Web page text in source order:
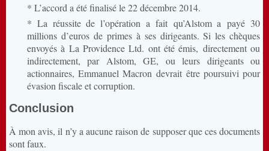
* L’accord a été finalisé le 22 décembre 2014.
* La réussite de l’opération a fait qu’Alstom a payé 30
millions d’euros de primes à ses dirigeants. Si les chèques
envoyés à La Providence Ltd. ont été émis, directement ou
indirectement, par Alstom, GE, ou leurs dirigeants ou
actionnaires, Emmanuel Macron devrait être poursuivi pour
évasion fiscale et corruption.
Conclusion
À mon avis, il n’y a aucune raison de supposer que ces documents
sont faux.